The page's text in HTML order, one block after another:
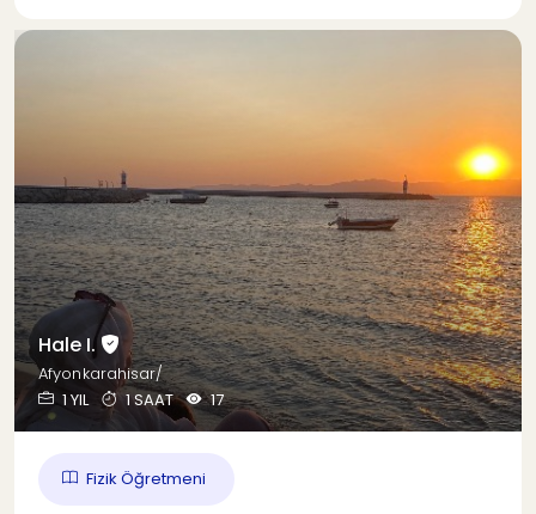
Hale I.
Afyonkarahisar/
1 YIL
1 SAAT 17
Fizik Öğretmeni